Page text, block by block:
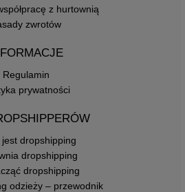
z hurtownią
zwrotów
Regulamin
prywatności
dropshipping
dropshipping
dropshipping
odzieży – przewodnik